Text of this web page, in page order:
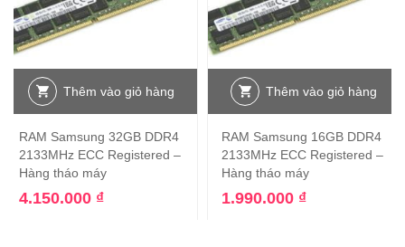
Thêm vào giỏ hàng
RAM Samsung 32GB DDR4
2133MHz ECC Registered –
Hàng tháo máy
4.150.000 ₫
Thêm vào giỏ hàng
RAM Samsung 16GB DDR4
2133MHz ECC Registered –
Hàng tháo máy
1.990.000 ₫